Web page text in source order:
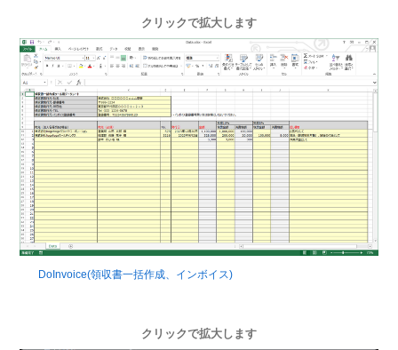
クリックで拡大します
DoInvoice(領収書一括作成、インボイス)
クリックで拡大します